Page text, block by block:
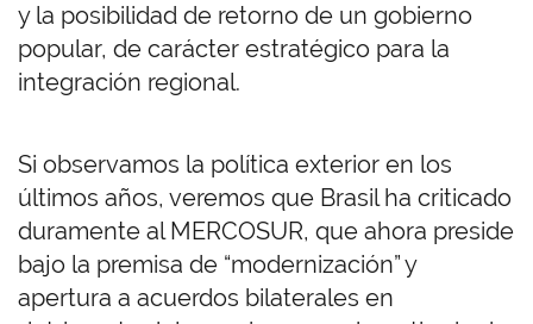
y la posibilidad de retorno de un gobierno
popular, de carácter estratégico para la
integración regional.
Si observamos la política exterior en los
últimos años, veremos que Brasil ha criticado
duramente al MERCOSUR, que ahora preside
bajo la premisa de “modernización” y
apertura a acuerdos bilaterales en